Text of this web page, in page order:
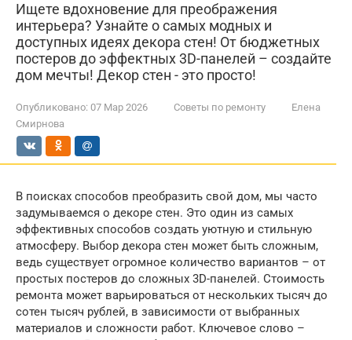
Ищете вдохновение для преображения
интерьера? Узнайте о самых модных и
доступных идеях декора стен! От бюджетных
постеров до эффектных 3D-панелей – создайте
дом мечты! Декор стен - это просто!
Опубликовано: 07 Мар 2026 Советы по ремонту
Елена
Смирнова
В поисках способов преобразить свой дом, мы часто
задумываемся о декоре стен. Это один из самых
эффективных способов создать уютную и стильную
атмосферу. Выбор декора стен может быть сложным,
ведь существует огромное количество вариантов – от
простых постеров до сложных 3D-панелей. Стоимость
ремонта может варьироваться от нескольких тысяч до
сотен тысяч рублей, в зависимости от выбранных
материалов и сложности работ. Ключевое слово –